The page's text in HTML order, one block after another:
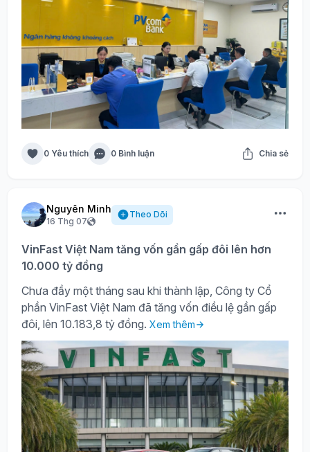
0 Yêu thích 0 Bình luận Chia sẻ
Nguyên Minh
16 Thg 07
Theo Dõi
VinFast Việt Nam tăng vốn gần gấp đôi lên hơn
10.000 tỷ đồng
Chưa đầy một tháng sau khi thành lập, Công ty Cổ
phần VinFast Việt Nam đã tăng vốn điều lệ gần gấp
đôi, lên 10.183,8 tỷ đồng. Xem thêm